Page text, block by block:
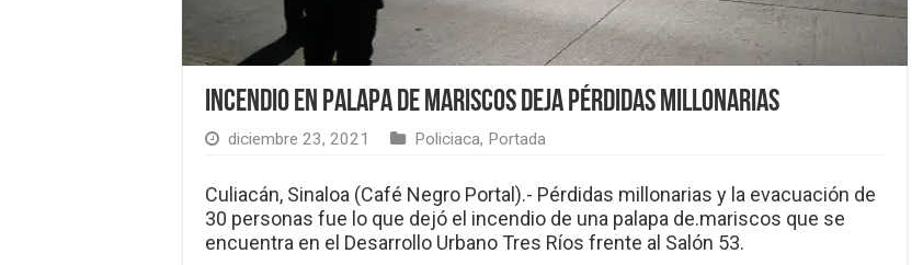
Incendio en palapa de mariscos deja pérdidas millonarias
diciembre 23, 2021 Policiaca, Portada
Culiacán, Sinaloa (Café Negro Portal).- Pérdidas millonarias y la evacuación de
30 personas fue lo que dejó el incendio de una palapa de.mariscos que se
encuentra en el Desarrollo Urbano Tres Ríos frente al Salón 53.